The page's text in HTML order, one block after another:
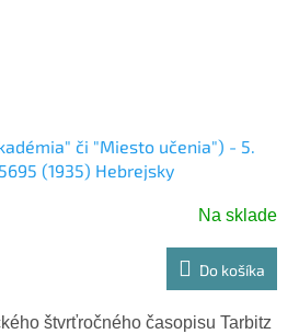
(1935) Hebrejsky
Na sklade
Do košíka
štvrťročného časopisu Tarbitz